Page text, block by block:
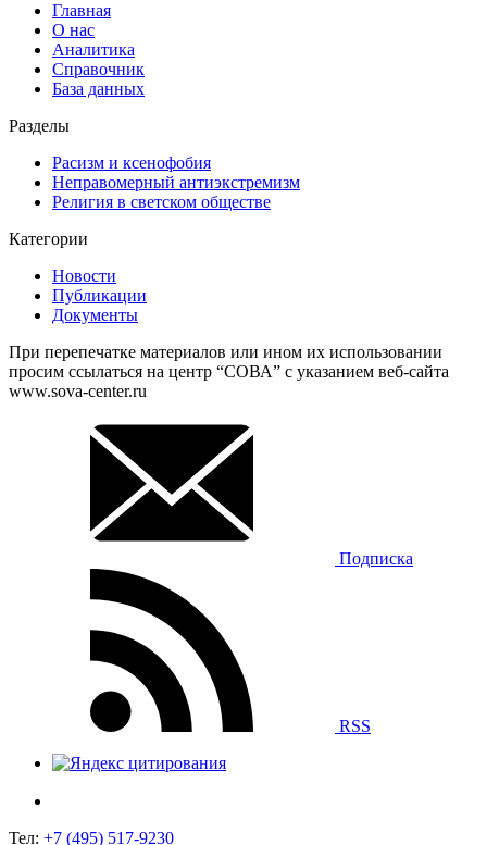
Главная
О нас
Аналитика
Справочник
База данных
Разделы
Расизм и ксенофобия
Неправомерный антиэкстремизм
Религия в светском обществе
Категории
Новости
Публикации
Документы
При перепечатке материалов или ином их использовании
просим ссылаться на центр “СОВА” с указанием веб-сайта
www.sova-center.ru
Подписка
RSS
Тел: +7 (495) 517-9230